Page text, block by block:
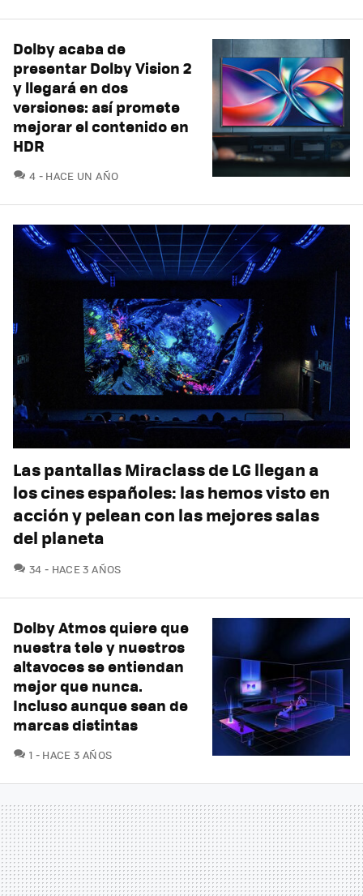
Dolby acaba de
presentar Dolby Vision 2
y llegará en dos
versiones: así promete
mejorar el contenido en
HDR
4 COMENTARIOS
HACE UN AÑO
Las pantallas Miraclass de LG llegan a
los cines españoles: las hemos visto en
acción y pelean con las mejores salas
del planeta
34 COMENTARIOS
HACE 3 AÑOS
Dolby Atmos quiere que
nuestra tele y nuestros
altavoces se entiendan
mejor que nunca.
Incluso aunque sean de
marcas distintas
1 COMENTARIOS
HACE 3 AÑOS